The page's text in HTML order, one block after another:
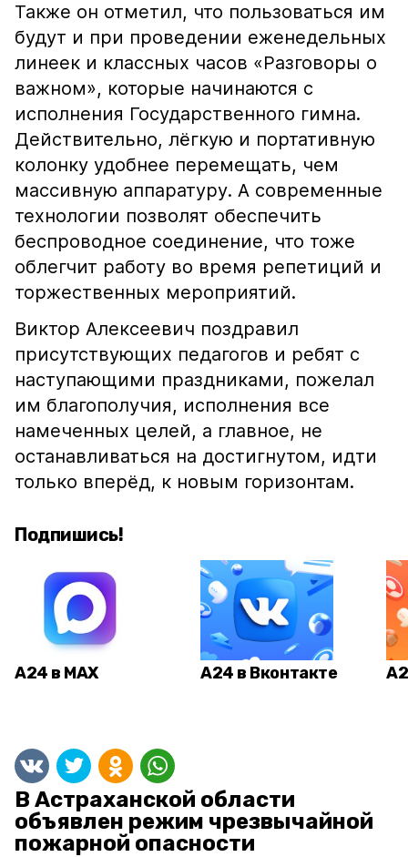
Также он отметил, что пользоваться им
будут и при проведении еженедельных
линеек и классных часов «Разговоры о
важном», которые начинаются с
исполнения Государственного гимна.
Действительно, лёгкую и портативную
колонку удобнее перемещать, чем
массивную аппаратуру. А современные
технологии позволят обеспечить
беспроводное соединение, что тоже
облегчит работу во время репетиций и
торжественных мероприятий.
Виктор Алексеевич поздравил
присутствующих педагогов и ребят с
наступающими праздниками, пожелал
им благополучия, исполнения все
намеченных целей, а главное, не
останавливаться на достигнутом, идти
только вперёд, к новым горизонтам.
Подпишись!
А24 в MAX А24 в Вконтакте
В Астраханской области
объявлен режим чрезвычайной
пожарной опасности